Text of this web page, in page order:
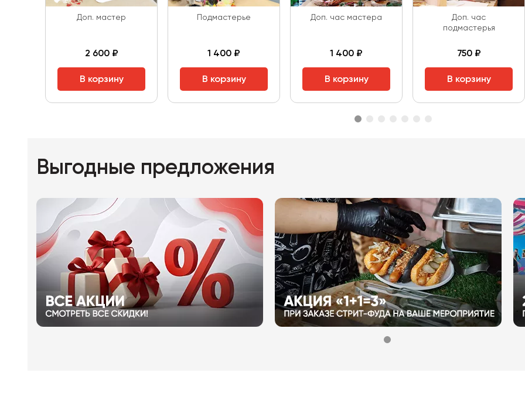
Доп. мастер
2 600 ₽
В корзину
Подмастерье
1 400 ₽
В корзину
Доп. час мастера
1 400 ₽
В корзину
Доп. час
подмастерья
750 ₽
В корзину
Выгодные предложения